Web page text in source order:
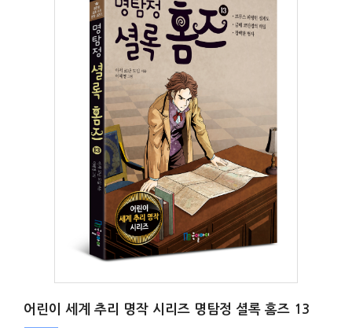
어린이 세계 추리 명작 시리즈 명탐정 셜록 홈즈 13